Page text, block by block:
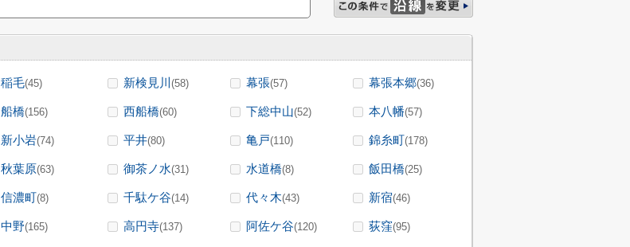
稲毛(45) 新検見川 (58) 幕張(57) 幕張本郷(36)
船橋(156) 西船橋(60) 下総中山(52) 本八幡(57)
新小岩(74) 平井(80) 亀戸(110) 錦糸町(178)
秋葉原(63) 御茶ノ水(31) 水道橋(8) 飯田橋(25)
信濃町(8) 千駄ケ谷(14) 代々木(43) 新宿(46)
中野(165) 高円寺(137) 阿佐ケ谷(120) 荻窪(95)